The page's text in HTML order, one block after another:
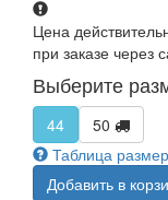
Цена
при заказе через
Выберите
44
50
Таблица
Добавить в